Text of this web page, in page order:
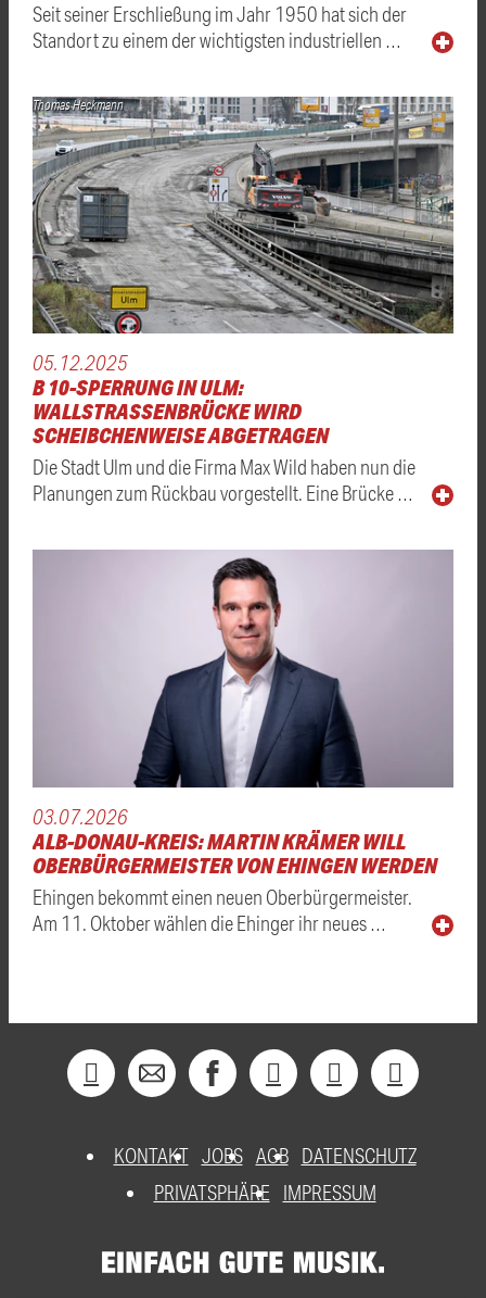
Seit seiner Erschließung im Jahr 1950 hat sich der
Standort zu einem der wichtigsten industriellen …
Thomas Heckmann
05.12.2025
B 10-SPERRUNG IN ULM:
WALLSTRASSENBRÜCKE WIRD S
CHEIBCHENWEISE ABGETRAGEN
Die Stadt Ulm und die Firma Max Wild haben nun die
Planungen zum Rückbau vorgestellt. Eine Brücke …
03.07.2026
ALB-DONAU-KREIS: MARTIN KRÄMER WILL
OBERBÜRGERMEISTER VON EHINGEN WERDEN
Ehingen bekommt einen neuen Oberbürgermeister.
Am 11. Oktober wählen die Ehinger ihr neues …
KONTAKT JOBS AGB DATENSCHUTZ
PRIVATSPHÄRE
IMPRESSUM